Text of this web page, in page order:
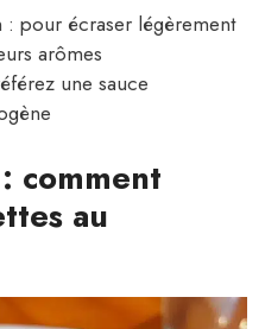
pour écraser légèrement
arômes
une sauce
comment
au